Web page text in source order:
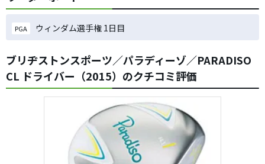
PGA ウィンダム選手権 1日目
ブリヂストンスポーツ／パラディーゾ／PARADISO
CL ドライバー（2015）のクチコミ評価